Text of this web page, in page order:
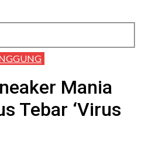
Mania
Tebar ‘Virus